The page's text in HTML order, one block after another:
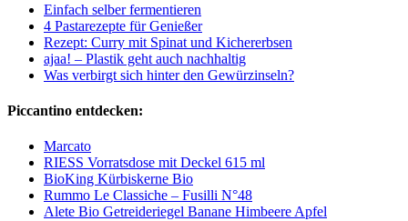
Einfach selber fermentieren
4 Pastarezepte für Genießer
Rezept: Curry mit Spinat und Kichererbsen
ajaa! – Plastik geht auch nachhaltig
Was verbirgt sich hinter den Gewürzinseln?
Piccantino entdecken:
Marcato
RIESS Vorratsdose mit Deckel 615 ml
BioKing Kürbiskerne Bio
Rummo Le Classiche – Fusilli N°48
Alete Bio Getreideriegel Banane Himbeere Apfel